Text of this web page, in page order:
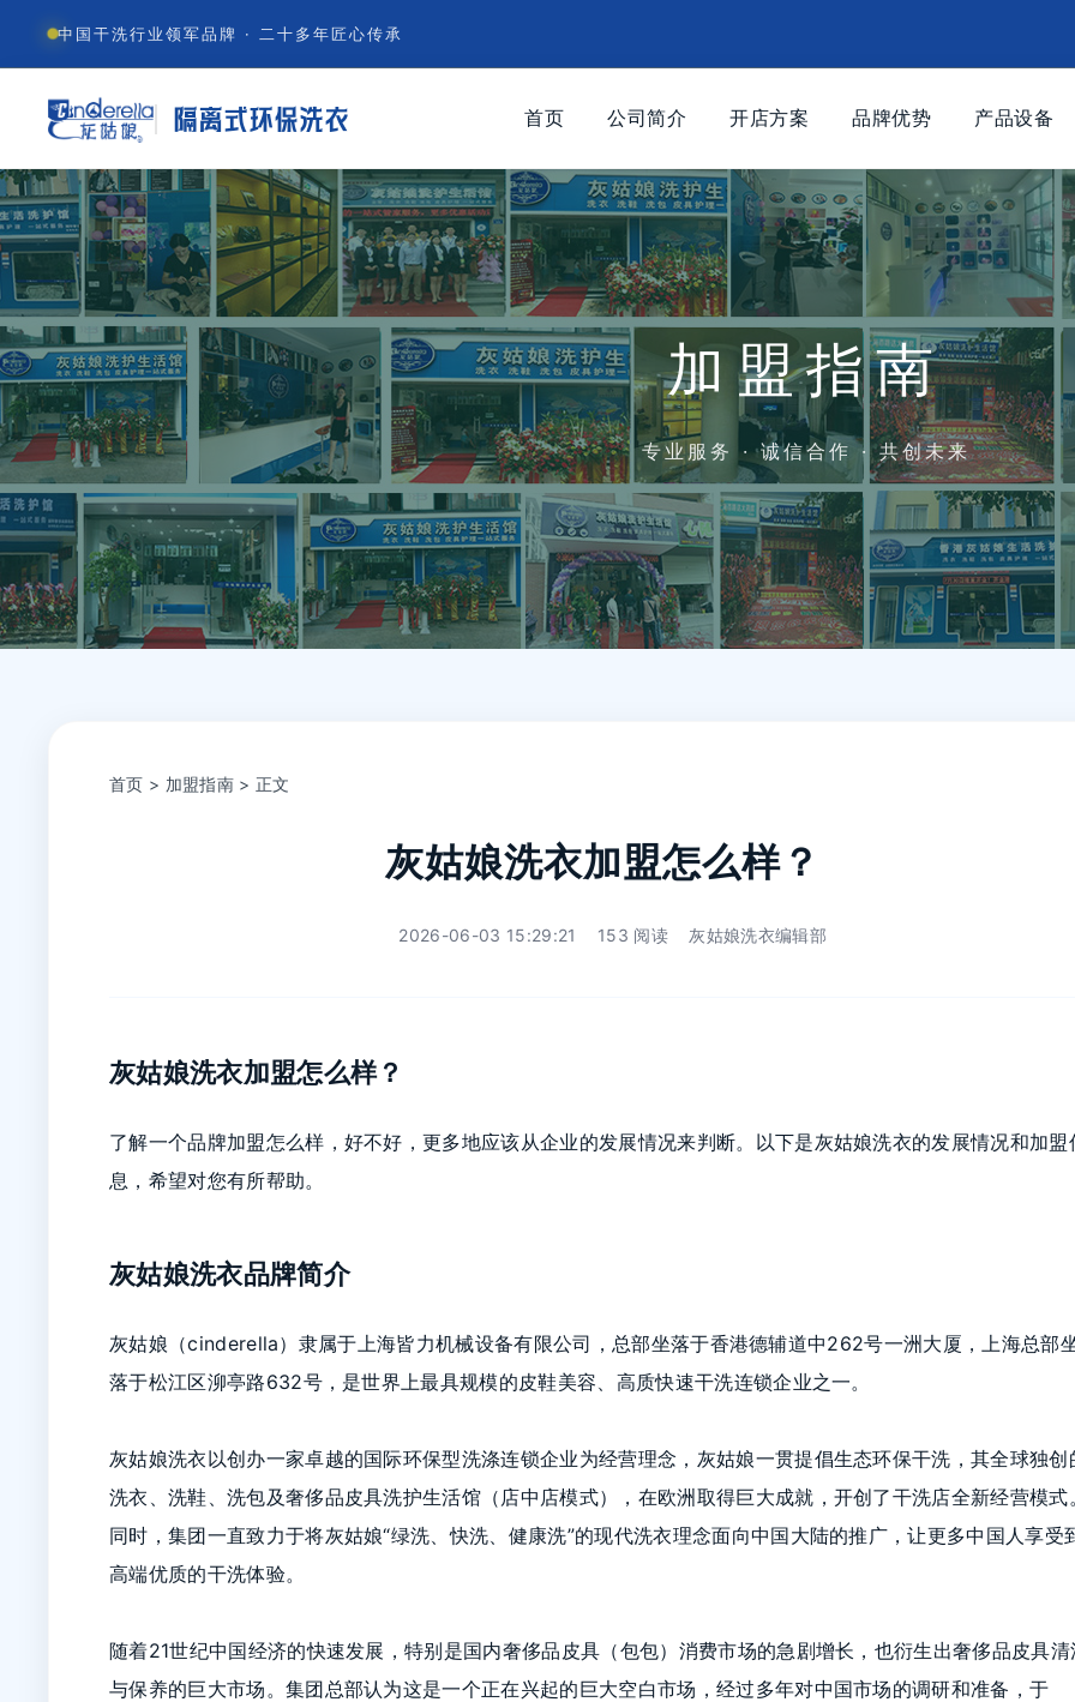
中国干洗行业领军品牌 · 二十多年匠心传承
首页 公司简介 开店方案 品牌优势 产品设备
加盟指南
专业服务 · 诚信合作 · 共创未来
首页 > 加盟指南> 正文
灰姑娘洗衣加盟怎么样？
2026-06-03 15:29:21 153 阅读 灰姑娘洗衣编辑部
灰姑娘洗衣加盟怎么样？
了解一个品牌加盟怎么样，好不好，更多地应该从企业的发展情况来判断。以下是灰姑娘洗衣的发展情况和加盟
息，希望对您有所帮助。
灰姑娘洗衣品牌简介
灰姑娘（cinderella）隶属于上海皆力机械设备有限公司，总部坐落于香港德辅道中262号一洲大厦，上海总部
落于松江区泖亭路632号，是世界上最具规模的皮鞋美容、高质快速干洗连锁企业之一。
灰姑娘洗衣以创办一家卓越的国际环保型洗涤连锁企业为经营理念，灰姑娘一贯提倡生态环保干洗，其全球独创
洗衣、洗鞋、洗包及奢侈品皮具洗护生活馆（店中店模式），在欧洲取得巨大成就，开创了干洗店全新经营模式
同时，集团一直致力于将灰姑娘“绿洗、快洗、健康洗”的现代洗衣理念面向中国大陆的推广，让更多中国人享受
高端优质的干洗体验。
随着21世纪中国经济的快速发展，特别是国内奢侈品皮具（包包）消费市场的急剧增长，也衍生出奢侈品皮具清
与保养的巨大市场。集团总部认为这是一个正在兴起的巨大空白市场，经过多年对中国市场的调研和准备，于